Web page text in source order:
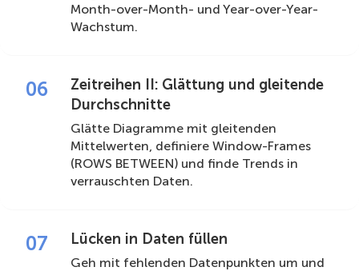
Month-over-Month- und Year-over-Year-
Wachstum.
06
Zeitreihen II: Glättung und gleitende
Durchschnitte
Glätte Diagramme mit gleitenden
Mittelwerten, definiere Window-Frames
(ROWS BETWEEN) und finde Trends in
verrauschten Daten.
07 Lücken in Daten füllen
Geh mit fehlenden Datenpunkten um und